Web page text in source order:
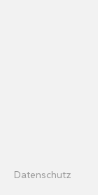
Datenschutz